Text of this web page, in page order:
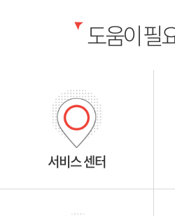
도움이 필
서비스 센터